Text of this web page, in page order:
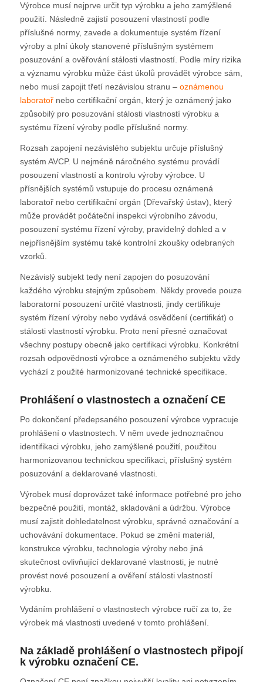
Výrobce musí nejprve určit typ výrobku a jeho zamýšlené
použití. Následně zajistí posouzení vlastností podle
příslušné normy, zavede a dokumentuje systém řízení
výroby a plní úkoly stanovené příslušným systémem
posuzování a ověřování stálosti vlastností. Podle míry rizika
a významu výrobku může část úkolů provádět výrobce sám,
nebo musí zapojit třetí nezávislou stranu – oznámenou
laboratořnebo certifikační orgán, který je oznámený jako
způsobilý pro posuzování stálosti vlastností výrobku a
systému řízení výroby podle příslušné normy.
Rozsah zapojení nezávislého subjektu určuje příslušný
systém AVCP. U nejméně náročného systému provádí
posouzení vlastností a kontrolu výroby výrobce. U
přísnějších systémů vstupuje do procesu oznámená
laboratoř nebo certifikační orgán (Dřevařský ústav), který
může provádět počáteční inspekci výrobního závodu,
posouzení systému řízení výroby, pravidelný dohled a v
nejpřísnějším systému také kontrolní zkoušky odebraných
vzorků.
Nezávislý subjekt tedy není zapojen do posuzování
každého výrobku stejným způsobem. Někdy provede pouze
laboratorní posouzení určité vlastnosti, jindy certifikuje
systém řízení výroby nebo vydává osvědčení (certifikát) o
stálosti vlastností výrobku. Proto není přesné označovat
všechny postupy obecně jako certifikaci výrobku. Konkrétní
rozsah odpovědnosti výrobce a oznámeného subjektu vždy
vychází z použité harmonizované technické specifikace.
Prohlášení o vlastnostech a označení CE
Po dokončení předepsaného posouzení výrobce vypracuje
prohlášení o vlastnostech. V něm uvede jednoznačnou
identifikaci výrobku, jeho zamýšlené použití, použitou
harmonizovanou technickou specifikaci, příslušný systém
posuzování a deklarované vlastnosti.
Výrobek musí doprovázet také informace potřebné pro jeho
bezpečné použití, montáž, skladování a údržbu. Výrobce
musí zajistit dohledatelnost výrobku, správné označování a
uchovávání dokumentace. Pokud se změní materiál,
konstrukce výrobku, technologie výroby nebo jiná
skutečnost ovlivňující deklarované vlastnosti, je nutné
provést nové posouzení a ověření stálosti vlastností
výrobku.
Vydáním prohlášení o vlastnostech výrobce ručí za to, že
výrobek má vlastnosti uvedené v tomto prohlášení.
Na základě prohlášení o vlastnostech připojí
k výrobku označení CE.